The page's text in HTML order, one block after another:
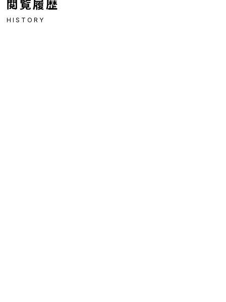
閲覧履歴
HISTORY